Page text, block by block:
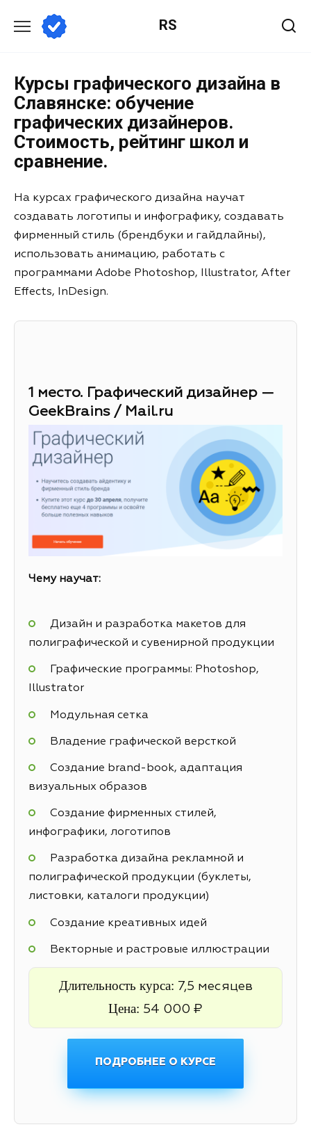
RS
Курсы графического дизайна в
Славянске: обучение
графических дизайнеров.
Стоимость, рейтинг школ и
сравнение.
На курсах графического дизайна научат
создавать логотипы и инфографику, создавать
фирменный стиль (брендбуки и гайдлайны),
использовать анимацию, работать с
программами Adobe Photoshop, Illustrator, After
Effects, InDesign.
1 место. Графический дизайнер —
GeekBrains / Mail.ru
Чему научат:
Дизайн и разработка макетов для
полиграфической и сувенирной продукции
Графические программы: Photoshop,
Illustrator
Модульная сетка
Владение графической версткой
Создание brand-book, адаптация
визуальных образов
Создание фирменных стилей,
инфографики, логотипов
Разработка дизайна рекламной и
полиграфической продукции (буклеты,
листовки, каталоги продукции)
Создание креативных идей
Векторные и растровые иллюстрации
Длительность курса: 7,5 месяцев
Цена: 54 000 ₽
ПОДРОБНЕЕ О КУРСЕ